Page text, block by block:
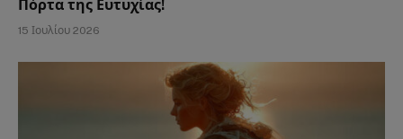
Πόρτα της Ευτυχίας!
15 Ιουλίου 2026